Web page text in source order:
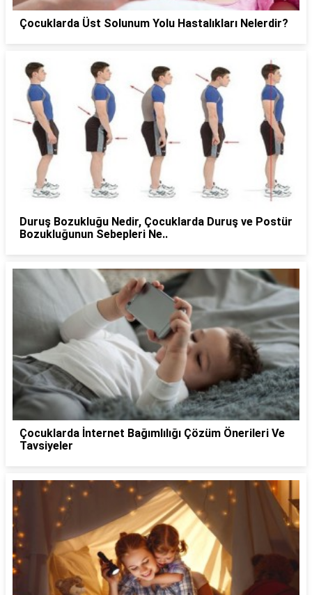
Çocuklarda Üst Solunum Yolu Hastalıkları Nelerdir?
Duruş Bozukluğu Nedir, Çocuklarda Duruş ve Postür
Bozukluğunun Sebepleri Ne..
Çocuklarda İnternet Bağımlılığı Çözüm Önerileri Ve
Tavsiyeler